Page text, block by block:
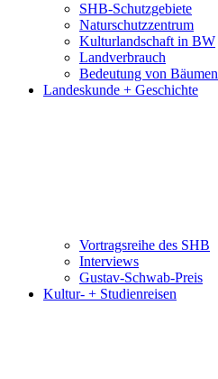
SHB-Schutzgebiete
Naturschutzzentrum
Kulturlandschaft in BW
Landverbrauch
Bedeutung von Bäumen
Landeskunde + Geschichte
Vortragsreihe des SHB
Interviews
Gustav-Schwab-Preis
Kultur- + Studienreisen